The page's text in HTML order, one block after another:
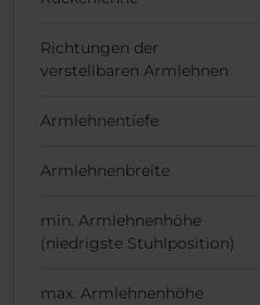
Richtungen der
verstellbaren Armlehnen
Armlehnentiefe
Armlehnenbreite
min. Armlehnenhöhe
(niedrigste Stuhlposition)
max. Armlehnenhöhe